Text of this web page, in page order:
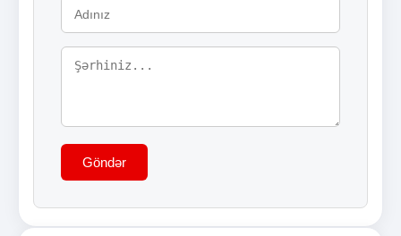
Göndər